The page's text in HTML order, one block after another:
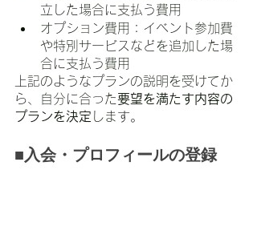
立した場合に支払う費用
オプション費用：イベント参加費
や特別サービスなどを追加した場
合に支払う費用
上記のようなプランの説明を受けてか
ら、自分に合った要望を満たす内容の
プランを決定 します。
■入会・プロフィールの登録